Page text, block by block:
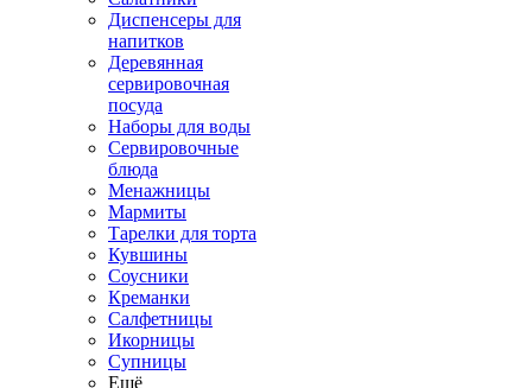
Диспенсеры для
напитков
Деревянная
сервировочная
посуда
Наборы для воды
Сервировочные
блюда
Менажницы
Мармиты
Тарелки для торта
Кувшины
Соусники
Креманки
Салфетницы
Икорницы
Супницы
Ещё